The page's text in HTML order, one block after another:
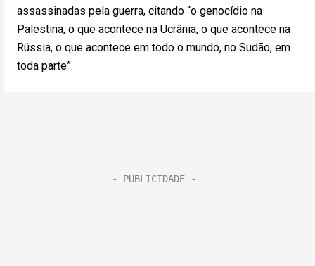
assassinadas pela guerra, citando “o genocídio na
Palestina, o que acontece na Ucrânia, o que acontece na
Rússia, o que acontece em todo o mundo, no Sudão, em
toda parte”.